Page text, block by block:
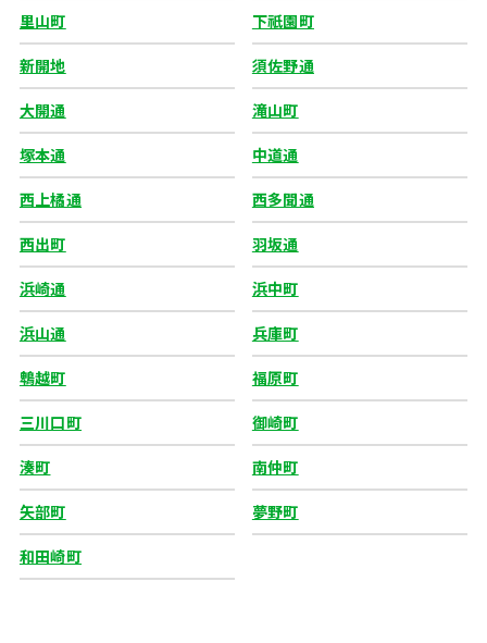
里山町 下祇園町
新開地 須佐野通
大開通 滝山町
塚本通 中道通
西上橘通 西多聞通
西出町 羽坂通
浜崎通 浜中町
浜山通 兵庫町
鵯越町 福原町
三川口町 御崎町
湊町 南仲町
矢部町 夢野町
和田崎町